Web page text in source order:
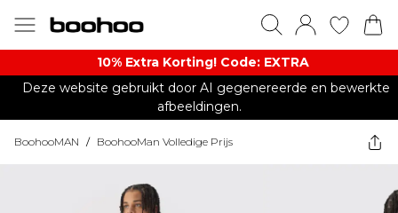
10% Extra Korting! Code: EXTRA​
Deze website gebruikt door AI gegenereerde en bewerkte
afbeeldingen.
BoohooMAN / BoohooMan Volledige Prijs